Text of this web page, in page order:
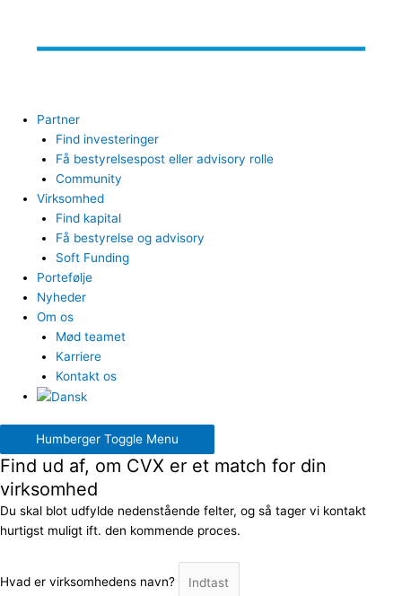
Partner
Find investeringer
Få bestyrelsespost eller advisory rolle
Community
Virksomhed
Find kapital
Få bestyrelse og advisory
Soft Funding
Portefølje
Nyheder
Om os
Mød teamet
Karriere
Kontakt os
Humberger Toggle Menu
Find ud af, om CVX er et match for din
virksomhed
Du skal blot udfylde nedenstående felter, og så tager vi kontakt
hurtigst muligt ift. den kommende proces.
Hvad er virksomhedens navn?